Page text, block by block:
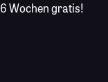
6 Wochen gratis!